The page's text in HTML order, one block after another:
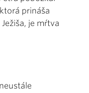
prináša
je mŕtva